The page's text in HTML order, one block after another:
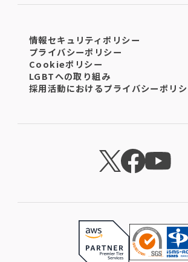
情報セキュリティポリシー
プライバシーポリシー
Cookieポリシー
LGBTへの取り組み
採用活動におけるプライバシーポリ